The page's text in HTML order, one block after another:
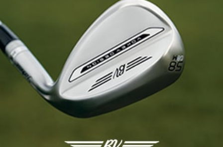
INTERNATIONAL SERIES THAILAND, TOUR 3
Quatre hommes en tête en Thaïlande. Jérémy Gandon
recule malgré une carte sous le par
11 MARS 2023